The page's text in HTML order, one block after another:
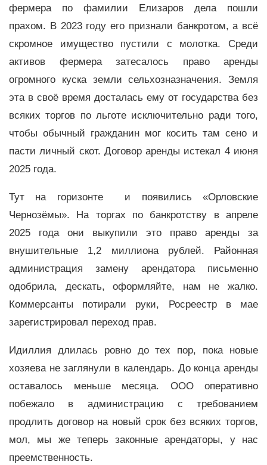
фермера по фамилии Елизаров дела пошли
прахом. В 2023 году его признали банкротом, а всё
скромное имущество пустили с молотка. Среди
активов фермера затесалось право аренды
огромного куска земли сельхозназначения. Земля
эта в своё время досталась ему от государства без
всяких торгов по льготе исключительно ради того,
чтобы обычный гражданин мог косить там сено и
пасти личный скот. Договор аренды истекал 4 июня
2025 года.
Тут на горизонте и появились «Орловские
Чернозёмы». На торгах по банкротству в апреле
2025 года они выкупили это право аренды за
внушительные 1,2 миллиона рублей. Районная
администрация замену арендатора письменно
одобрила, дескать, оформляйте, нам не жалко.
Коммерсанты потирали руки, Росреестр в мае
зарегистрировал переход прав.
Идиллия длилась ровно до тех пор, пока новые
хозяева не заглянули в календарь. До конца аренды
оставалось меньше месяца. ООО оперативно
побежало в администрацию с требованием
продлить договор на новый срок без всяких торгов,
мол, мы же теперь законные арендаторы, у нас
преемственность.